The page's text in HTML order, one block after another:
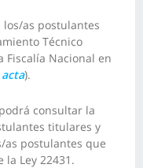
los/as postulantes
Técnico
Nacional en
).
podrá consultar la
titulares y
as postulantes que
Ley 22431.